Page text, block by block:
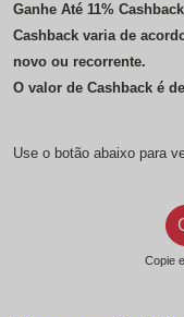
Ganhe Até 11% Cashback
Cashback varia de
novo ou recorrente.
O valor de Cashback é
Use o botão abaixo para
Copie